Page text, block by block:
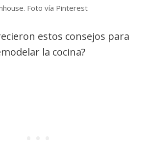
Foto vía Pinterest
estos consejos para
la cocina?